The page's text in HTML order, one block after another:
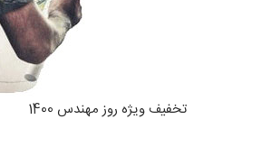
تخفیف ویژه روز مهندس 1400